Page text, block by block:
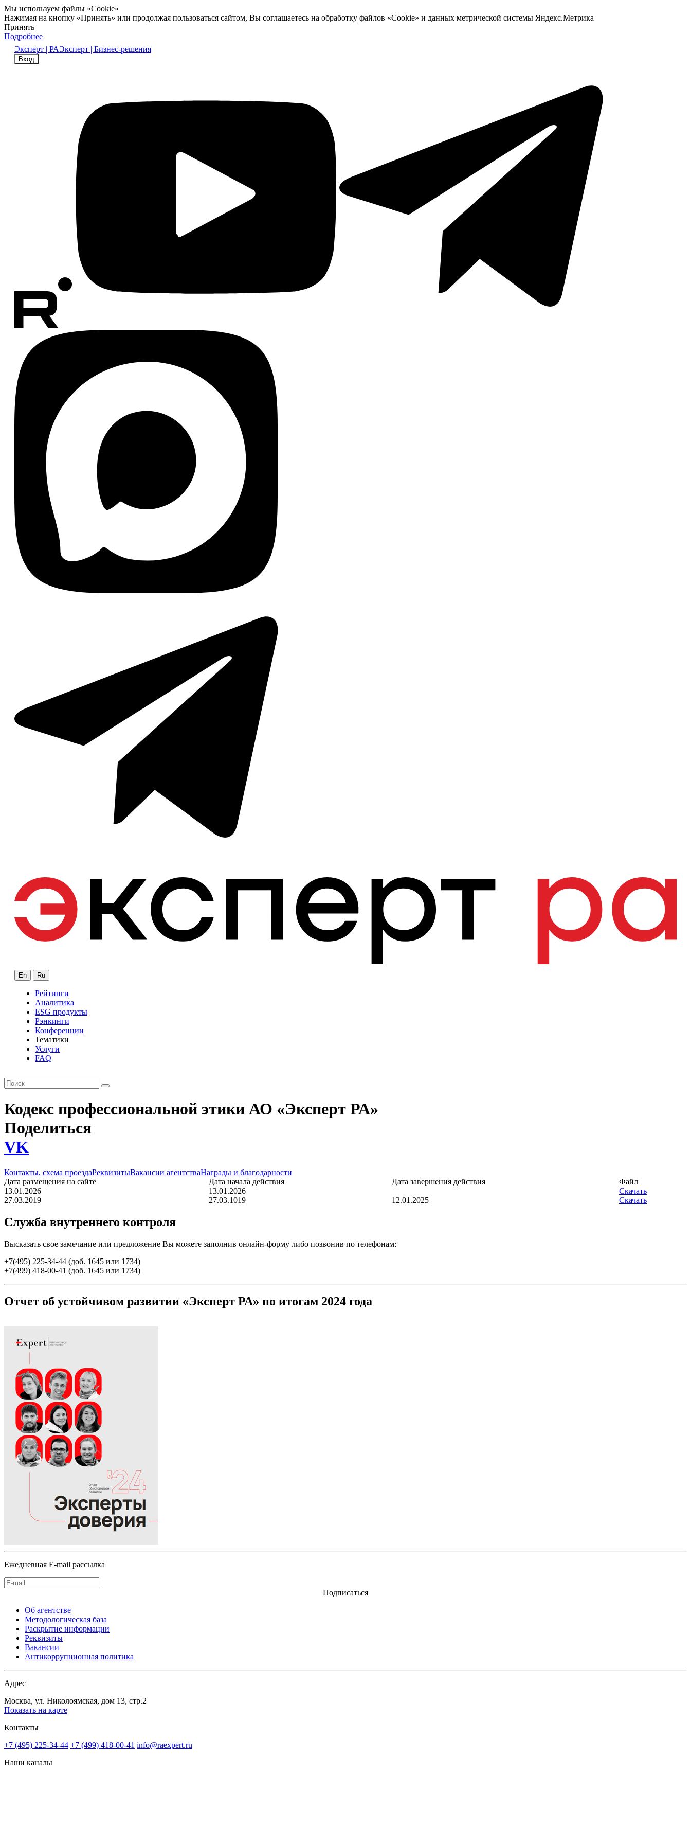
Мы используем файлы «Cookie»
Нажимая на кнопку «Принять» или продолжая пользоваться сайтом, Вы соглашаетесь на обработку файлов «Cookie» и данных метрической системы Яндекс.Метрика
Принять
Подробнее
Эксперт | РАЭксперт | Бизнес-решения
Вход
En Ru
Рейтинги
Аналитика
ESG продукты
Рэнкинги
Конференции
Тематики
Услуги
FAQ
Кодекс профессиональной этики АО «Эксперт РА»
Поделиться
VK
Контакты, схема проездаРеквизитыВакансии агентстваНаграды и благодарности
Дата размещения на сайте
Дата начала действия Дата завершения действия
Файл
13.01.2026
13.01.2026
Скачать
27.03.2019
27.03.1019 12.01.2025 Скачать
Служба внутреннего контроля
Высказать свое замечание или предложение Вы можете заполнив онлайн-форму либо позвонив по телефонам:
+7(495) 225-34-44 (доб. 1645 или 1734)
+7(499) 418-00-41 (доб. 1645 или 1734)
Отчет об устойчивом развитии «Эксперт РА» по итогам 2024 года
Ежедневная E-mail рассылка
Подписаться
Об агентстве
Методологическая база
Раскрытие информации
Реквизиты
Вакансии
Антикоррупционная политика
Адрес
Москва, ул. Николоямская, дом 13, стр.2
Показать на карте
Контакты
+7 (495) 225-34-44 +7 (499) 418-00-41 info@raexpert.ru
Наши каналы